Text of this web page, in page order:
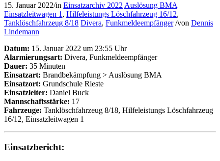
15. Januar 2022/in Einsatzarchiv 2022 Auslösung BMA
Einsatzleitwagen 1 , Hilfeleistungs Löschfahrzeug 16/12,
Tanklöschfahrzeug 8/18 Divera, Funkmeldeempfänger /von Dennis
Lindemann
Datum: 15. Januar 2022 um 23:55 Uhr
Alarmierungsart: Divera, Funkmeldeempfänger
Dauer: 35 Minuten
Einsatzart: Brandbekämpfung > Auslösung BMA
Einsatzort: Grundschule Rieste
Einsatzleiter: Daniel Buck
Mannschaftsstärke: 17
Fahrzeuge: Tanklöschfahrzeug 8/18, Hilfeleistungs Löschfahrzeug
16/12, Einsatzleitwagen 1
Einsatzbericht: